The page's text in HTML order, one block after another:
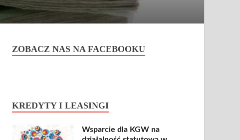
ZOBACZ NAS NA FACEBOOKU
KREDYTY I LEASINGI
Wsparcie dla KGW na